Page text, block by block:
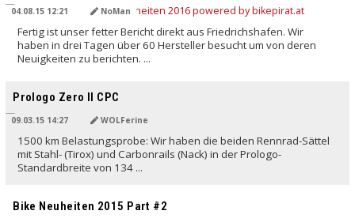
04.08.15 12:21 NoMan
Fertig ist unser fetter Bericht direkt aus Friedrichshafen. Wir
haben in drei Tagen über 60 Hersteller besucht um von deren
Neuigkeiten zu berichten. ...
Prologo Zero II CPC
09.03.15 14:27 WOLFerine
1500 km Belastungsprobe: Wir haben die beiden Rennrad-Sättel
mit Stahl- (Tirox) und Carbonrails (Nack) in der Prologo-
Standardbreite von 134 ...
Bike Neuheiten 2015 Part #2